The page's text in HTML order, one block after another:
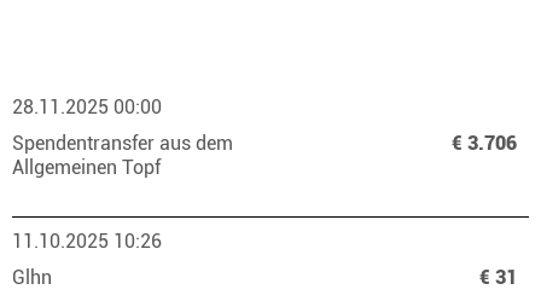
28.11.2025 00:00
Spendentransfer aus dem
Allgemeinen Topf
€ 3.706
11.10.2025 10:26
Glhn
€ 31